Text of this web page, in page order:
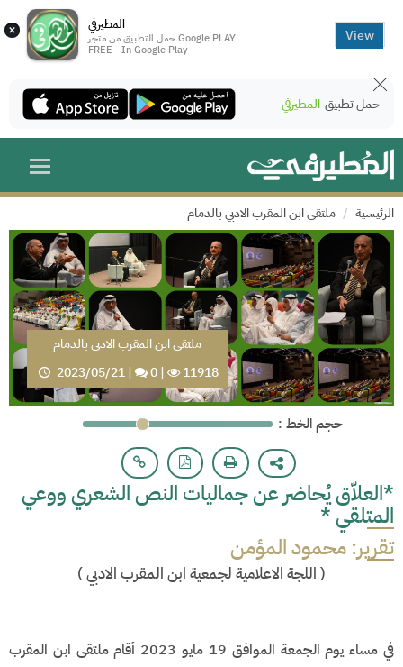
× المطيرفي
حمل التطبيق من متجر Google PLAY
FREE - In Google Play
View
حمل تطبيق المطيرفي
الرئيسية ملتقى ابن المقرب الادبي بالدمام
ملتقى ابن المقرب الادبي بالدمام
2023/05/21| 0| 11918
: حجم الخط
*العلاّق يُحاضر عن جماليات النص الشعري ووعي
المتلقي *
تقرير: محمود المؤمن
( اللجة الاعلامية لجمعية ابن المقرب الادبي)
في مساء يوم الجمعة الموافق 19 مايو 2023 أقام ملتقى ابن المقرب